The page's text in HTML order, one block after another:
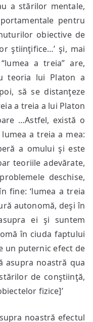
a stărilor mentale,
pentru
obiective de
ştiinţifice…’ şi, mai
a treia” are,
teoria lui Platon a
să se distanţeze
a treia a lui Platon
…Astfel, există o
a treia a mea:
a omului şi este
teoriile adevărate,
deschise,
fine: ‘lumea a treia
autonomă, deşi în
ei şi suntem
în ciuda faptului
un puternic efect de
asupra noastră qua
de conştiinţă,
fizice]’
noastră efectul